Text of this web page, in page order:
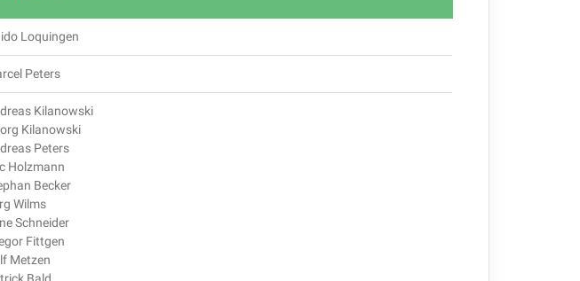
Loquingen
Peters
Kilanowski
Kilanowski
Peters
Holzmann
Becker
Wilms
Schneider
Fittgen
Metzen
Bald